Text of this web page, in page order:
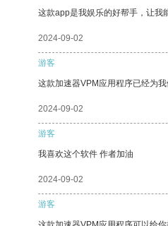
这款app是我娱乐的好帮手，让我
2024-09-02
游客
这款加速器VPM应用程序已经为
2024-09-02
游客
我喜欢这个软件 作者加油
2024-09-02
游客